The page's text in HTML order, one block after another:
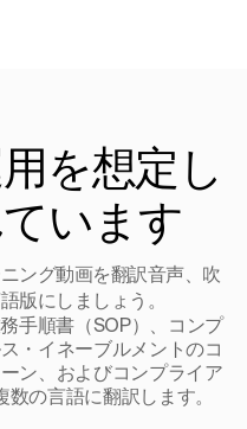
を想定し
います
ング動画を翻訳音声、吹
版にしましょう。
手順書（SOP）、コンプ
・イネーブルメントのコ
ン、およびコンプライア
の言語に翻訳します。